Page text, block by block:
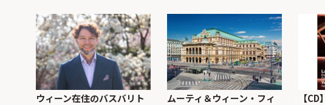
ウィーン在住のバスバリト
ムーティ＆ウィーン・フィ
【